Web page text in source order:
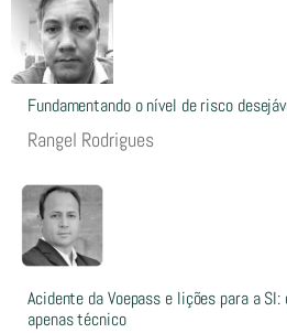
Fundamentando o nível de risco
Rangel Rodrigues
Acidente da Voepass e lições para a SI:
apenas técnico